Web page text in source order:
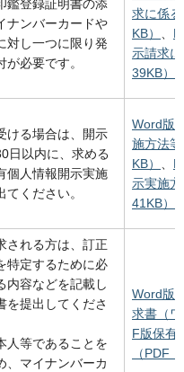
鑑登録証明書の添
ナンバーカードや
対し一つに限り発
必要です。
求に係
KB）
示請求
39KB）
ける場合は、開示
日以内に、求める
個人情報開示実施
ください。
Word版
施方法
KB）
示実施
41KB）
される方は、訂正
特定するために必
内容などを記載し
を提出してくださ
人等であることを
、マイナンバーカ
Word版
求書（
F版保有
（PDF